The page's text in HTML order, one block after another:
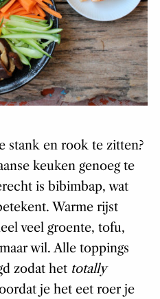
stank en rook te zitten?
keuken genoeg te
is bibimbap, wat
Warme rijst
veel groente, tofu,
wil. Alle toppings
zodat het totally
je het eet roer je